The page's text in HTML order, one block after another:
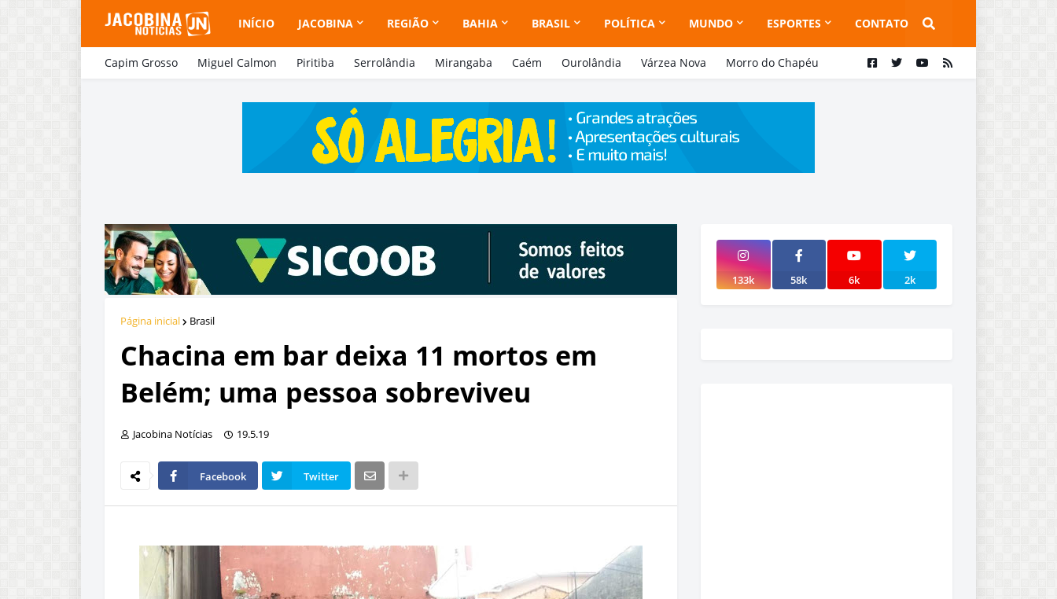
INÍCIO JACOBINA REGIÃO BAHIA BRASIL POLÍTICA MUNDO ESPORTES CONTATO
Capim Grosso Miguel Calmon Piritiba Serrolândia Mirangaba Caém Ourolândia Várzea Nova Morro do Chapéu
Página inicial Brasil
Chacina em bar deixa 11 mortos em
Belém; uma pessoa sobreviveu
Jacobina Notícias 19.5.19
Facebook Twitter
133k 58k 6k 2k